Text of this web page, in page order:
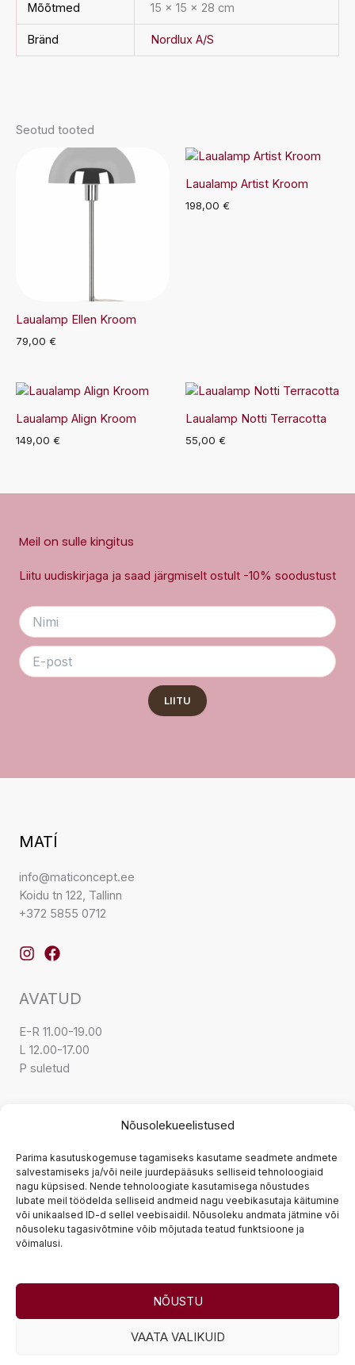
Nõusolekueelistused
Parima kasutuskogemuse tagamiseks kasutame seadmete andmete
salvestamiseks ja/või neile juurdepääsuks selliseid tehnoloogiaid
nagu küpsised. Nende tehnoloogiate kasutamisega nõustudes
lubate meil töödelda selliseid andmeid nagu veebikasutaja käitumine
või unikaalsed ID-d sellel veebisaidil. Nõusoleku andmata jätmine või
nõusoleku tagasivõtmine võib mõjutada teatud funktsioone ja
võimalusi.
NÕUSTU
VAATA VALIKUID
Mõõtmed 15 × 15 × 28 cm
Bränd Nordlux A/S
Seotud tooted
Laualamp Ellen Kroom
79,00 €
Laualamp Artist Kroom
198,00 €
Laualamp Align Kroom
149,00 €
Laualamp Notti Terracotta
55,00 €
Meil on sulle kingitus
Liitu uudiskirjaga ja saad järgmiselt ostult -10% soodustust
LIITU
MATÍ
info@maticoncept.ee
Koidu tn 122, Tallinn
+372 5855 0712
AVATUD
E-R 11.00-19.00
L 12.00-17.00
P suletud
Tarnetingimused
Tagastamine
Privaatsuspoliitika
Müügitingimused